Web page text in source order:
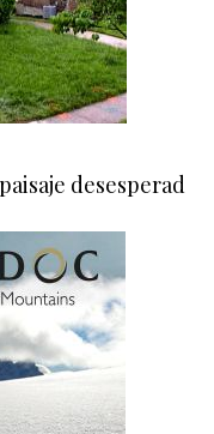
desesperad